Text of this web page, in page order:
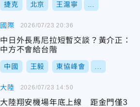
捷克 北京 王滬寧
國際
中日外長馬尼拉短暫交談？黃介正：
中方不會給台階
中國 王毅 東協峰會
2026/07/23 20:36
大陸
大陸翔安機場年底上線 距金門僅3
2026/07/23 14:50